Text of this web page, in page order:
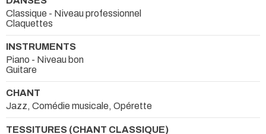
Classique - Niveau professionnel
Claquettes
INSTRUMENTS
Piano - Niveau bon
Guitare
CHANT
Jazz, Comédie musicale, Opérette
TESSITURES (CHANT CLASSIQUE)